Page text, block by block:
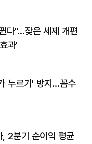
다"…잦은 세제 개편
과'
누르기' 방지…꼼수
2분기 순이익 평균